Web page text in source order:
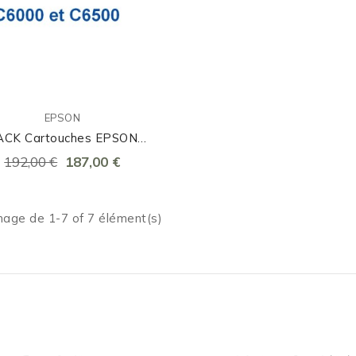
EPSON
Cartouches EPSON
C6000/C6500 Brillant
192,00 € 187,00 €
de 1-7 of 7 élément(s)